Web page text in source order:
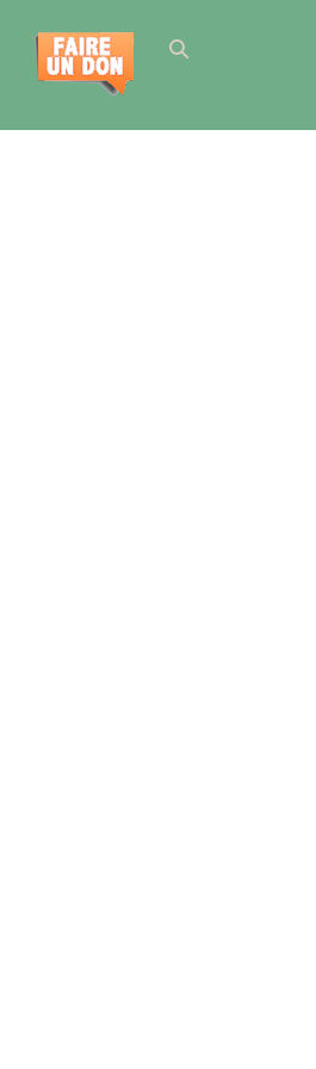
Basculer